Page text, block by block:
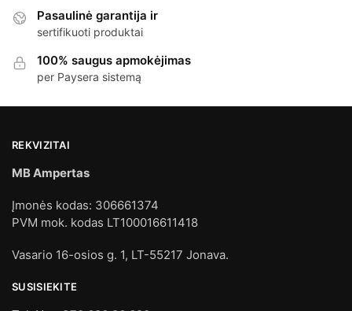
Pasaulinė garantija ir
sertifikuoti produktai
100% saugus apmokėjimas
per Paysera sistemą
REKVIZITAI
MB Ampertas
Įmonės kodas: 306661374
PVM mok. kodas LT100016611418
Vasario 16-osios g. 1, LT-55217 Jonava.
SUSISIEKITE